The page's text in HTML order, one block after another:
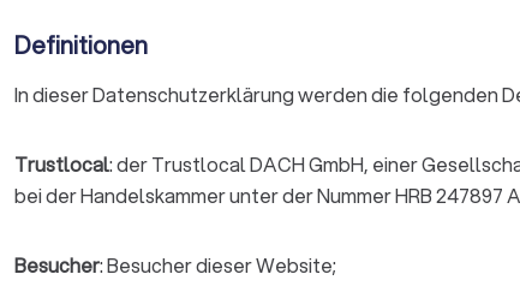
Definitionen
In dieser Datenschutzerklärung werden die folgenden
Trustlocal: der Trustlocal DACH GmbH, einer
bei der Handelskammer unter der Nummer HRB
Besucher: Besucher dieser Website;